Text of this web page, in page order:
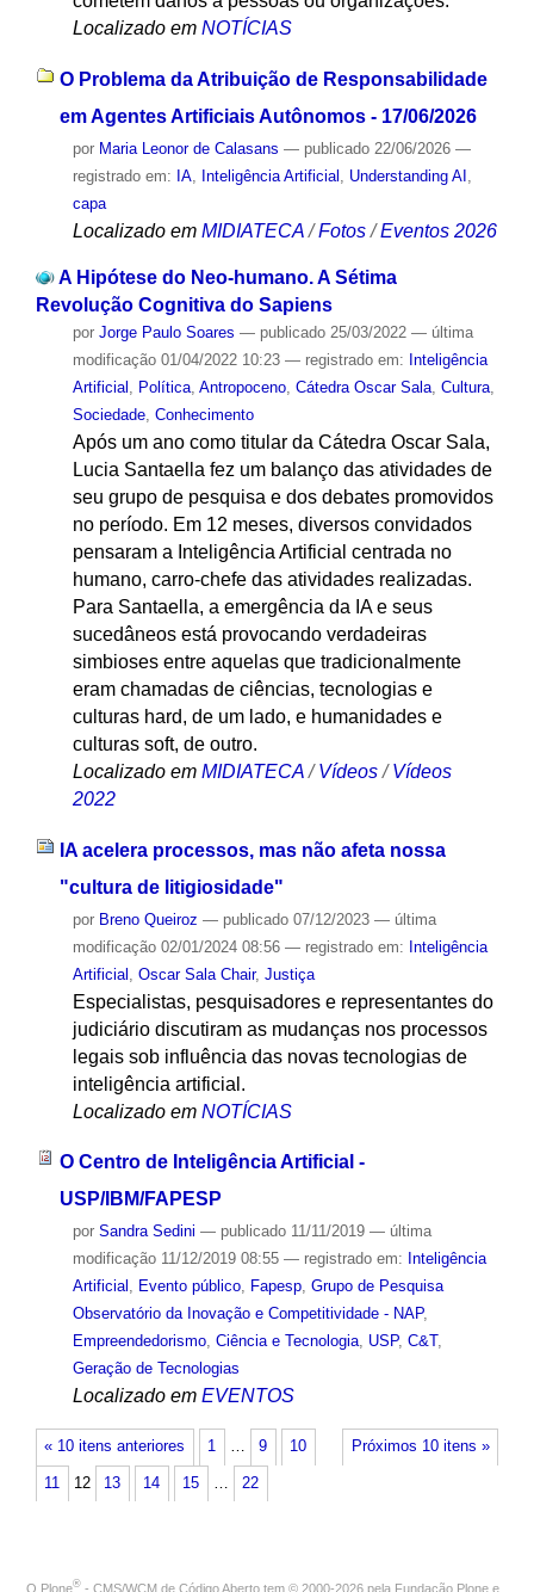
Localizado em NOTÍCIAS
O Problema da Atribuição de Responsabilidade
em Agentes Artificiais Autônomos - 17/06/2026
por Maria Leonor de Calasans — publicado22/06/2026 —
registrado em: IA, Inteligência Artificial , Understanding AI ,
capa
Localizado em MIDIATECA /Fotos /Eventos 2026
A Hipótese do Neo-humano. A Sétima
Revolução Cognitiva do Sapiens
por Jorge Paulo Soares — publicado25/03/2022 — última
modificação01/04/2022 10:23 — registrado em: Inteligência
Artificial
Política, Antropoceno, Cátedra Oscar Sala, Cultura,
Sociedade, Conhecimento
Após um ano como titular da Cátedra Oscar Sala,
Lucia Santaella fez um balanço das atividades de
seu grupo de pesquisa e dos debates promovidos
no período. Em 12 meses, diversos convidados
pensaram a Inteligência Artificial centrada no
humano, carro-chefe das atividades realizadas.
Para Santaella, a emergência da IA e seus
sucedâneos está provocando verdadeiras
simbioses entre aquelas que tradicionalmente
eram chamadas de ciências, tecnologias e
culturas hard, de um lado, e humanidades e
culturas soft, de outro.
Localizado em MIDIATECA /Vídeos /Vídeos
2022
IA acelera processos, mas não afeta nossa
"cultura de litigiosidade"
por Breno Queiroz — publicado07/12/2023 — última
modificação02/01/2024 08:56 — registrado em: Inteligência
Artificial Oscar Sala Chair, Justiça
Especialistas, pesquisadores e representantes do
judiciário discutiram as mudanças nos processos
legais sob influência das novas tecnologias de
inteligência artificial.
Localizado em NOTÍCIAS
O Centro de Inteligência Artificial -
USP/IBM/FAPESP
por Sandra Sedini — publicado11/11/2019 — última
modificação11/12/2019 08:55 — registrado em: Inteligência
Artificial , Evento público, Fapesp, Grupo de Pesquisa
Observatório da Inovação e Competitividade - NAP,
Empreendedorismo, Ciência e Tecnologia, USP, C&T,
Geração de Tecnologias
Localizado em EVENTOS
« 10 itens anteriores Próximos 10 itens »
1 … 9 10
11 12 13 14 15 … 22
O Plone® - CMS/WCM de Código Aberto tem © 2000-2026 pela Fundação Plone e